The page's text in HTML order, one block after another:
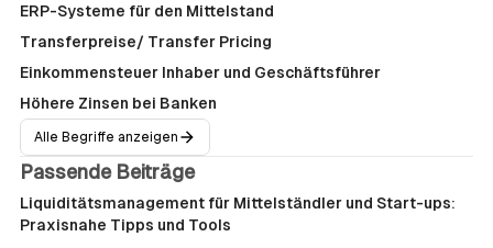
ERP-Systeme für den Mittelstand
Transferpreise/ Transfer Pricing
Einkommensteuer Inhaber und Geschäftsführer
Höhere Zinsen bei Banken
Alle Begriffe anzeigen
Passende Beiträge
Liquiditätsmanagement für Mittelständler und Start-ups:
Praxisnahe Tipps und Tools